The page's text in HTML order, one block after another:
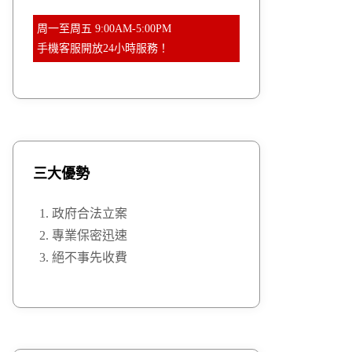
周一至周五 9:00AM-5:00PM
手機客服開放24小時服務！
三大優勢
政府合法立案
專業保密迅速
絕不事先收費